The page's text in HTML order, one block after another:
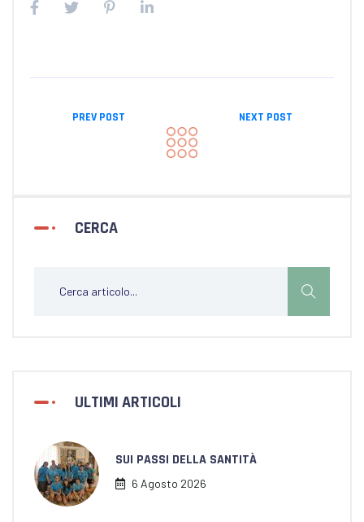
PREV POST NEXT POST
CERCA
ULTIMI ARTICOLI
SUI PASSI DELLA SANTITÀ
6 Agosto 2026